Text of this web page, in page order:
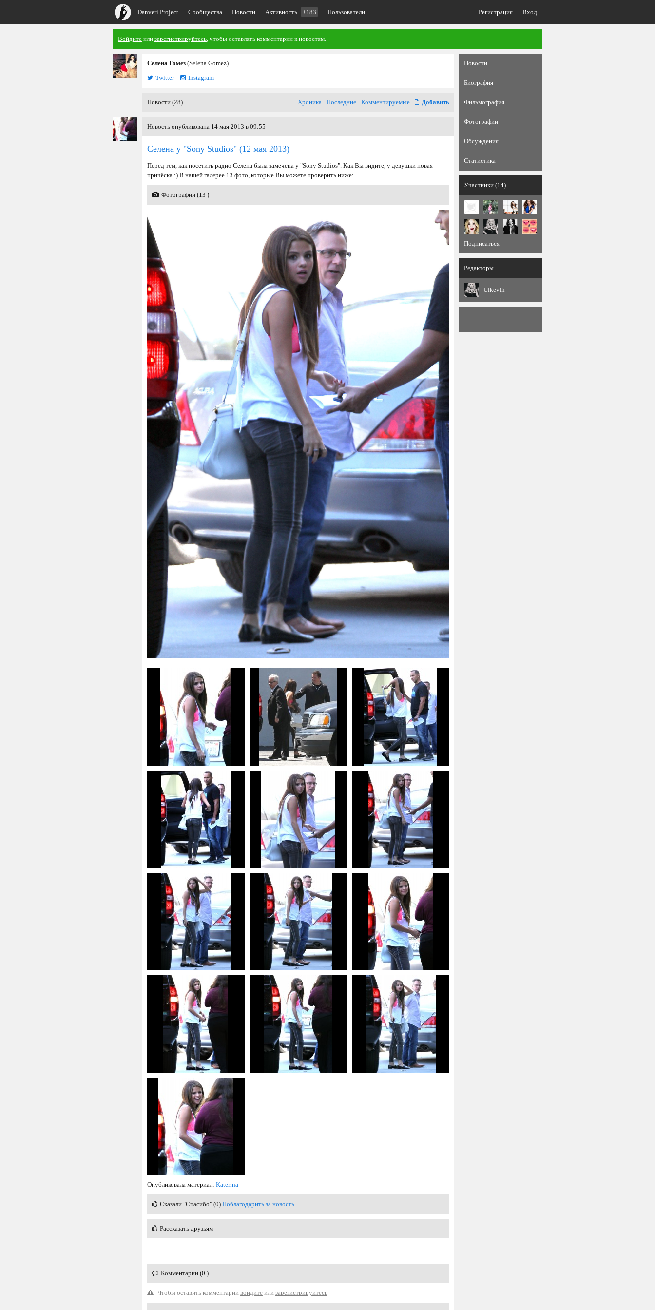
Danveri Project Сообщества Новости Активность +183 Пользователи Регистрация Вход
Войдите или зарегистрируйтесь, чтобы оставлять комментарии к новостям.
Селена Гомез (Selena Gomez)
Twitter
Instagram
Новости (28) Хроника Последние Комментируемые Добавить
Новость опубликована 14 мая 2013 в 09:55
Селена у "Sony Studios" (12 мая 2013)
Перед тем, как посетить радио Селена была замечена у "Sony Studios". Как Вы видите, у девушки новая
причёска :) В нашей галерее 13 фото, которые Вы можете проверить ниже:
Фотографии (13 )
Опубликовала материал: Katerina
Сказали "Спасибо" (0) Поблагодарить за новость
Рассказать друзьям
Комментарии (0 )
Чтобы оставить комментарий войдите или зарегистрируйтесь
Новости
Биография
Фильмография
Фотографии
Обсуждения
Статистика
Участники (14)
Подписаться
Редакторы
Ulkevih